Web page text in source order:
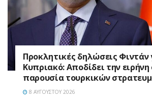
Προκλητικές δηλώσεις Φιντάν
Κυπριακό: Αποδίδει την
παρουσία τουρκικών
8 ΑΥΓΟΎΣΤΟΥ 2026